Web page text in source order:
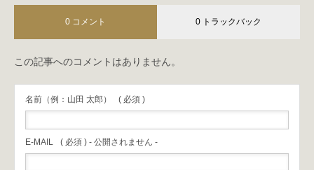
0 コメント 0 トラックバック
この記事へのコメントはありません。
名前（例：山田 太郎） ( 必須 )
E-MAIL ( 必須 ) - 公開されません -